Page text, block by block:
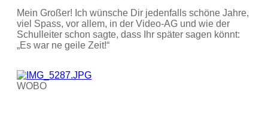
Mein Großer! Ich wünsche Dir jedenfalls schöne Jahre,
viel Spass, vor allem, in der Video-AG und wie der
Schulleiter schon sagte, dass Ihr später sagen könnt:
„Es war ne geile Zeit!“
WOBO